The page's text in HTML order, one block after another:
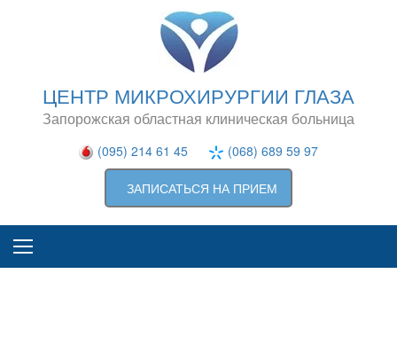
ЦЕНТР МИКРОХИРУРГИИ ГЛАЗА
Запорожская областная клиническая больница
(095) 214 61 45 (068) 689 59 97
ЗАПИСАТЬСЯ НА ПРИЕМ